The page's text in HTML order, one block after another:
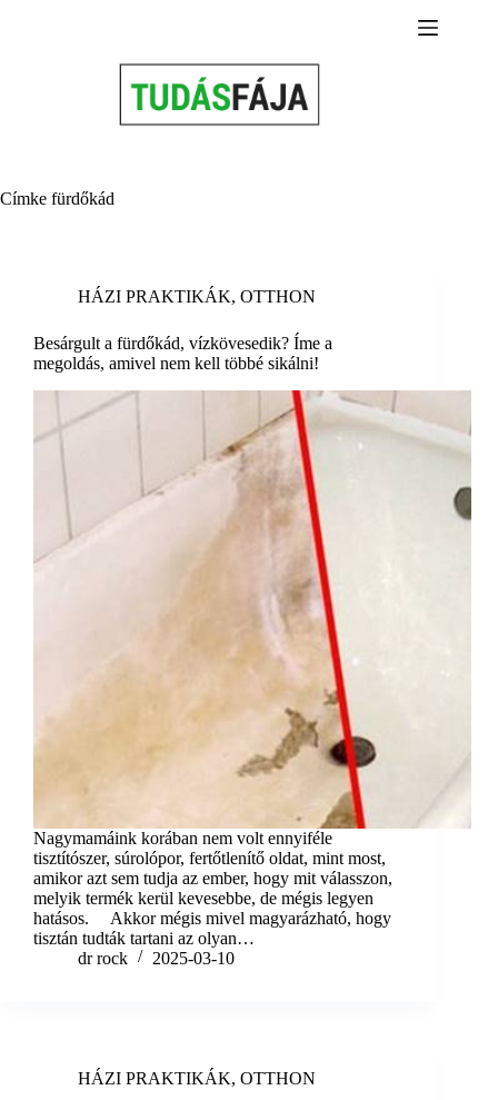
Címke fürdőkád
HÁZI PRAKTIKÁK, OTTHON
Besárgult a fürdőkád, vízkövesedik? Íme a
megoldás, amivel nem kell többé sikálni!
Nagymamáink korában nem volt ennyiféle
tisztítószer, súrolópor, fertőtlenítő oldat, mint most,
amikor azt sem tudja az ember, hogy mit válasszon,
melyik termék kerül kevesebbe, de mégis legyen
hatásos. Akkor mégis mivel magyarázható, hogy
tisztán tudták tartani az olyan…
dr rock
2025-03-10
HÁZI PRAKTIKÁK, OTTHON